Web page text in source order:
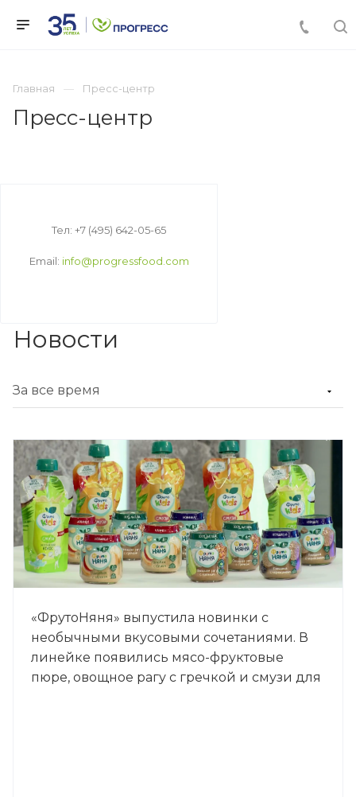
Главная Пресс-центр
Пресс-центр
Тел: +7 (495) 642-05-65
Email: info@progressfood.com
Новости
«ФрутоНяня» выпустила новинки с
необычными вкусовыми сочетаниями. В
линейке появились мясо-фруктовые
пюре, овощное рагу с гречкой и смузи для